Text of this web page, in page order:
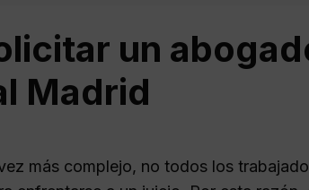
un
Madrid
más complejo, no todos los